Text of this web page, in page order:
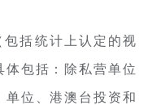
括统计上认定的视
体包括：除私营单位
单位、港澳台投资和